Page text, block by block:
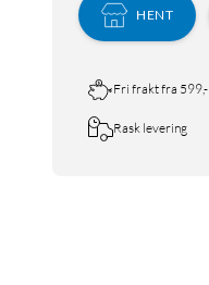
HENT
Fri frakt fra 599,-
Rask levering